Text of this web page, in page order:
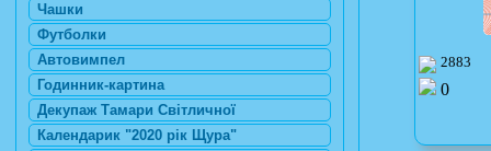
2883
0
Чашки
Футболки
Автовимпел
Годинник-картина
Декупаж Тамари Світличної
Календарик "2020 рік Щура"